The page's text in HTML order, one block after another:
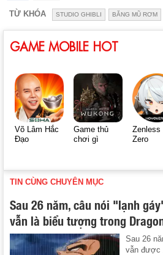
TỪ KHÓA STUDIO GHIBLI BĂNG MŨ RƠM
GAME MOBILE HOT
Võ Lâm Hắc
Đạo
Game thủ
chơi gì
Zenless
Zero
TIN CÙNG CHUYÊN MỤC
Sau 26 năm, câu nói "lạnh
vẫn là biểu tượng trong
Sau 26
vẫn được